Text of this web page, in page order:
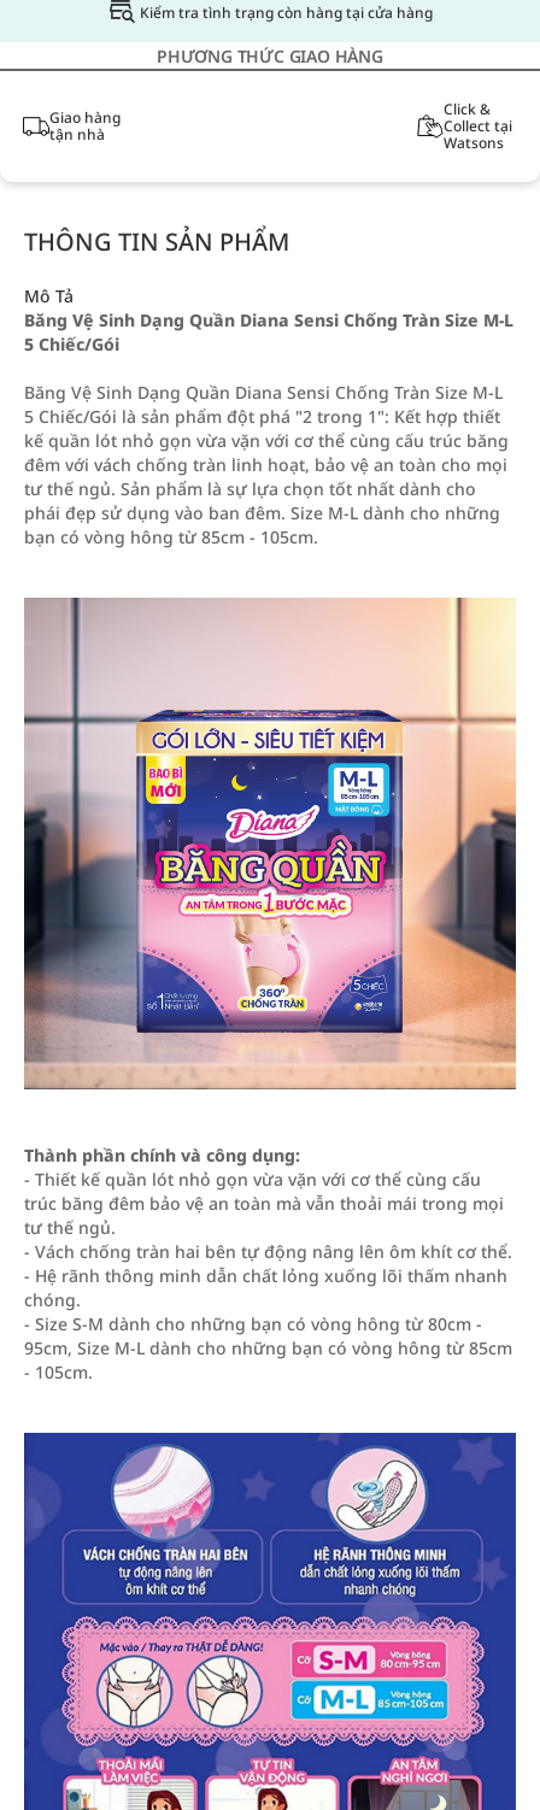
Kiểm tra tình trạng còn hàng tại cửa hàng
PHƯƠNG THỨC GIAO HÀNG
Giao hàng
tận nhà
Click &
Collect tại
Watsons
THÔNG TIN SẢN PHẨM
Mô Tả
Băng Vệ Sinh Dạng Quần Diana Sensi Chống Tràn Size M-L
5 Chiếc/Gói
Băng Vệ Sinh Dạng Quần Diana Sensi Chống Tràn Size M-L
5 Chiếc/Gói là sản phẩm đột phá "2 trong 1": Kết hợp thiết
kế quần lót nhỏ gọn vừa vặn với cơ thể cùng cấu trúc băng
đêm với vách chống tràn linh hoạt, bảo vệ an toàn cho mọi
tư thế ngủ. Sản phẩm là sự lựa chọn tốt nhất dành cho
phái đẹp sử dụng vào ban đêm. Size M-L dành cho những
bạn có vòng hông từ 85cm - 105cm.
Thành phần chính và công dụng:
- Thiết kế quần lót nhỏ gọn vừa vặn với cơ thể cùng cấu
trúc băng đêm bảo vệ an toàn mà vẫn thoải mái trong mọi
tư thế ngủ.
- Vách chống tràn hai bên tự động nâng lên ôm khít cơ thể.
- Hệ rãnh thông minh dẫn chất lỏng xuống lõi thấm nhanh
chóng.
- Size S-M dành cho những bạn có vòng hông từ 80cm -
95cm, Size M-L dành cho những bạn có vòng hông từ 85cm
- 105cm.